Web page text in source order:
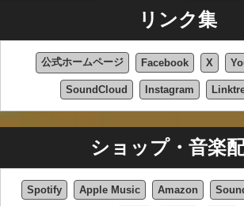
リンク集
公式ホームページ Facebook X
SoundCloud Instagram
ショップ・音楽
Spotify Apple Music Amazon